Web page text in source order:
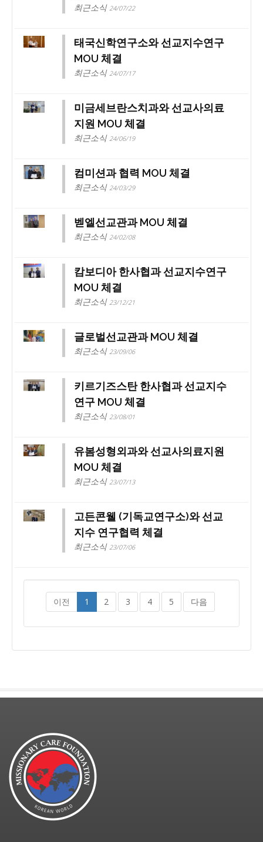
최근소식 24/07/22
태국신학연구소와 선교지수연구
MOU 체결
최근소식 24/07/17
미금세브란스치과와 선교사의료
지원 MOU 체결
최근소식 24/06/19
컴미션과 협력 MOU 체결
최근소식 24/03/29
벧엘선교관과 MOU 체결
최근소식 24/02/08
캄보디아 한사협과 선교지수연구
MOU 체결
최근소식 23/12/21
글로벌선교관과 MOU 체결
최근소식 23/09/06
키르기즈스탄 한사협과 선교지수
연구 MOU 체결
최근소식 23/08/01
유봄성형외과와 선교사의료지원
MOU 체결
최근소식 23/07/13
고든콘웰 (기독교연구소)와 선교
지수 연구협력 체결
최근소식 23/07/06
이전 1 2 3 4 5 다음